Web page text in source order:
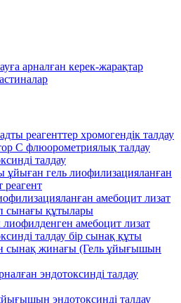
арналған керек-жарақтар
реагенттер хромогендік талдау
C флюорометриялық талдау
талдау
ұйыған гель лиофилизацияланған
реагент
амебоцит лизат
сынағы құтылары
амебоцит лизат
талдау бір сынақ құты
сынақ жинағы (Гель ұйығышын
эндотоксинді талдау
эндотоксинді талдау